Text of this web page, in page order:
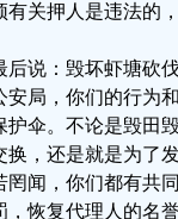
有关押人是违法的
后说：毁坏虾塘砍
安局，你们的行为
护伞。不论是毁田
换，还是就是为了
罔闻，你们都有共
，恢复代理人的名